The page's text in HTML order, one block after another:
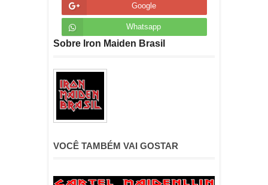
Google
Whatsapp
Sobre Iron Maiden Brasil
VOCÊ TAMBÉM VAI GOSTAR